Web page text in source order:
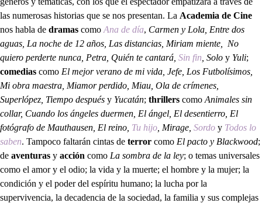
las numerosas historias que se nos presentan. La Academia de Cine
nos habla de dramas como Ana de día, Carmen y Lola, Entre dos
aguas, La noche de 12 años, Las distancias, Miriam miente, No
quiero perderte nunca, Petra, Quién te cantará, Sin fin , Solo y Yuli;
comedias como El mejor verano de mi vida, Jefe, Los Futbolísimos,
Mi obra maestra, Miamor perdido, Miau, Ola de crímenes,
Superlópez, Tiempo después y Yucatán; thrillers como Animales sin
collar, Cuando los ángeles duermen, El ángel, El desentierro, El
fotógrafo de Mauthausen, El reino, Tu hijo , Mirage, Sordo y Todos lo
saben. Tampoco faltarán cintas de terror como El pacto y Blackwood;
de aventuras y acción como La sombra de la ley; o temas universales
como el amor y el odio; la vida y la muerte; el hombre y la mujer; la
condición y el poder del espíritu humano; la lucha por la
supervivencia, la decadencia de la sociedad, la familia y sus complejas